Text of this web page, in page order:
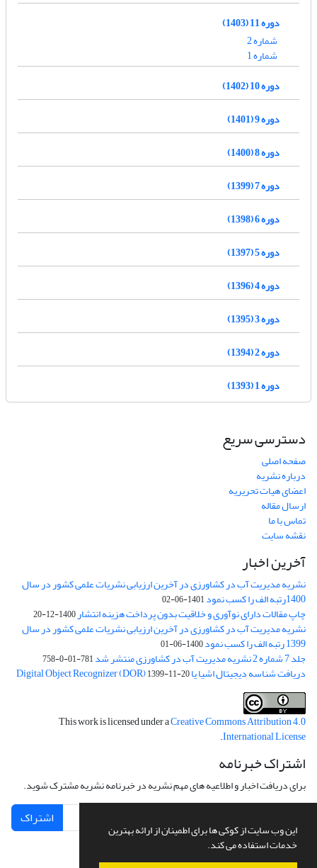
این وب سایت از کوکی ها برای اطمینان از ارائه بهترین
خدمات استفاده می کند.
دوره 11 (1403)
شماره 2
شماره 1
دوره 10 (1402)
دوره 9 (1401)
دوره 8 (1400)
دوره 7 (1399)
دوره 6 (1398)
دوره 5 (1397)
دوره 4 (1396)
دوره 3 (1395)
دوره 2 (1394)
دوره 1 (1393)
دسترسی سریع
صفحه اصلی
درباره نشریه
اعضای هیات تحریریه
ارسال مقاله
تماس با ما
نقشه سایت
آخرین اخبار
نشریه مدیریت آب در کشاورزی در آخرین ارزیابی نشریات علمی کشور در سال
1400رتبه الف را کسب نمود 1401-06-02
چاپ مقالات دارای نوآوری و خلاقیت بدون پرداخت هزینه انتشار1400-12-20
نشریه مدیریت آب در کشاورزی در آخرین ارزیابی نشریات علمی کشور در سال
1399 رتبه الف را کسب نمود 1400-06-01
جلد 7 شماره 2 نشریه مدیریت آب در کشاورزی منتشر شد 781-01-0-758
دریافت شناسه دیجیتال اشیا یا Digital Object Recognizer (DOR)1399-11-20
This work is licensed under aCreative Commons Attribution 4.0
International License
.
اشتراک خبرنامه
برای دریافت اخبار و اطلاعیه های مهم نشریه در خبرنامه نشریه مشترک شوید.
اشتراک